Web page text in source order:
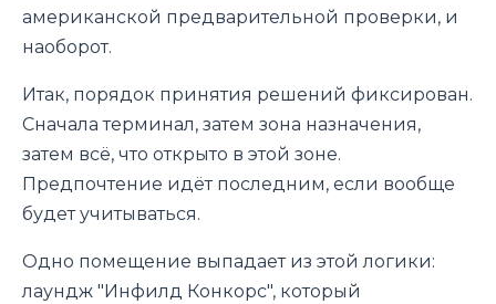
американской предварительной проверки, и
наоборот.
Итак, порядок принятия решений фиксирован.
Сначала терминал, затем зона назначения,
затем всё, что открыто в этой зоне.
Предпочтение идёт последним, если вообще
будет учитываться.
Одно помещение выпадает из этой логики:
лаундж "Инфилд Конкорс", который